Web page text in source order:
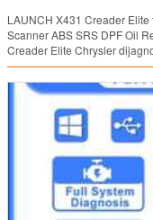
LAUNCH X431 Creader
Scanner ABS SRS DPF Oil
Creader Elite Chrysler